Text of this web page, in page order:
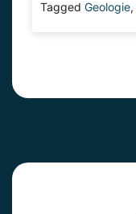
Tagged Geologie,